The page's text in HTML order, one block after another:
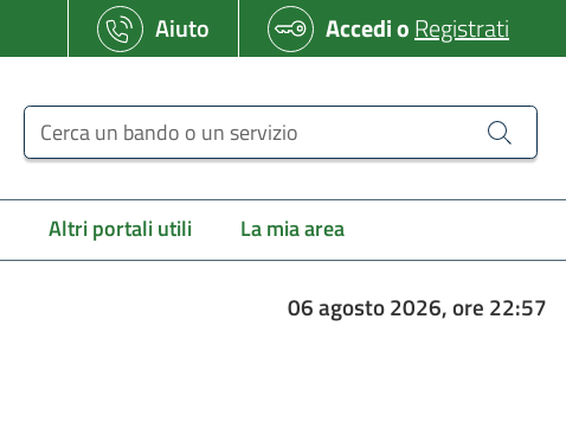
Aiuto AccedioRegistrati
Cerca un bando o un servizio
Altri portali utili La mia area
06 agosto 2026, ore 22:57